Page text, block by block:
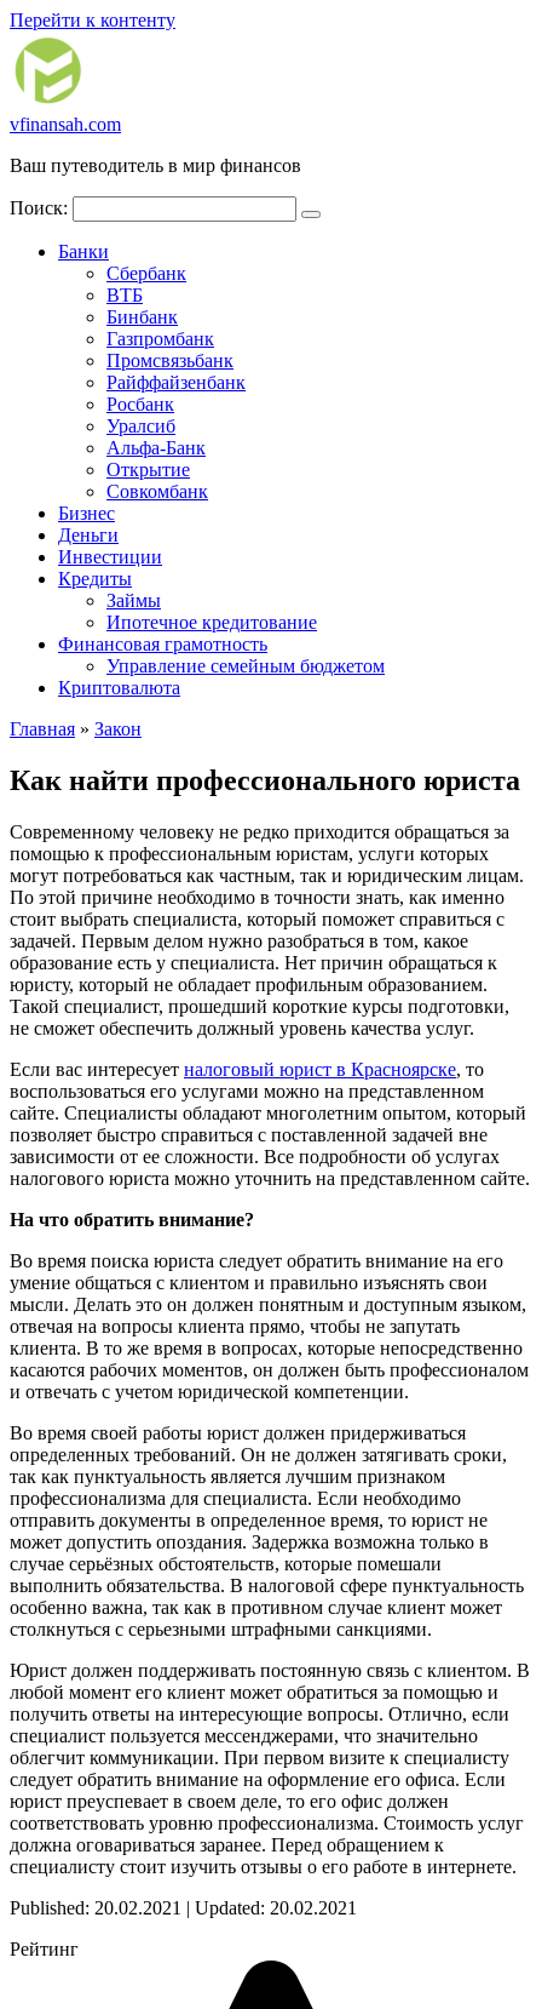
Перейти к контенту
vfinansah.com
Ваш путеводитель в мир финансов
Поиск:
Банки
Сбербанк
ВТБ
Бинбанк
Газпромбанк
Промсвязьбанк
Райффайзенбанк
Росбанк
Уралсиб
Альфа-Банк
Открытие
Совкомбанк
Бизнес
Деньги
Инвестиции
Кредиты
Займы
Ипотечное кредитование
Финансовая грамотность
Управление семейным бюджетом
Криптовалюта
Главная » Закон
Как найти профессионального юриста
Современному человеку не редко приходится обращаться за
помощью к профессиональным юристам, услуги которых
могут потребоваться как частным, так и юридическим лицам.
По этой причине необходимо в точности знать, как именно
стоит выбрать специалиста, который поможет справиться с
задачей. Первым делом нужно разобраться в том, какое
образование есть у специалиста. Нет причин обращаться к
юристу, который не обладает профильным образованием.
Такой специалист, прошедший короткие курсы подготовки,
не сможет обеспечить должный уровень качества услуг.
Если вас интересует налоговый юрист в Красноярске, то
воспользоваться его услугами можно на представленном
сайте. Специалисты обладают многолетним опытом, который
позволяет быстро справиться с поставленной задачей вне
зависимости от ее сложности. Все подробности об услугах
налогового юриста можно уточнить на представленном сайте.
На что обратить внимание?
Во время поиска юриста следует обратить внимание на его
умение общаться с клиентом и правильно изъяснять свои
мысли. Делать это он должен понятным и доступным языком,
отвечая на вопросы клиента прямо, чтобы не запутать
клиента. В то же время в вопросах, которые непосредственно
касаются рабочих моментов, он должен быть профессионалом
и отвечать с учетом юридической компетенции.
Во время своей работы юрист должен придерживаться
определенных требований. Он не должен затягивать сроки,
так как пунктуальность является лучшим признаком
профессионализма для специалиста. Если необходимо
отправить документы в определенное время, то юрист не
может допустить опоздания. Задержка возможна только в
случае серьёзных обстоятельств, которые помешали
выполнить обязательства. В налоговой сфере пунктуальность
особенно важна, так как в противном случае клиент может
столкнуться с серьезными штрафными санкциями.
Юрист должен поддерживать постоянную связь с клиентом. В
любой момент его клиент может обратиться за помощью и
получить ответы на интересующие вопросы. Отлично, если
специалист пользуется мессенджерами, что значительно
облегчит коммуникации. При первом визите к специалисту
следует обратить внимание на оформление его офиса. Если
юрист преуспевает в своем деле, то его офис должен
соответствовать уровню профессионализма. Стоимость услуг
должна оговариваться заранее. Перед обращением к
специалисту стоит изучить отзывы о его работе в интернете.
Published: 20.02.2021 | Updated: 20.02.2021
Рейтинг